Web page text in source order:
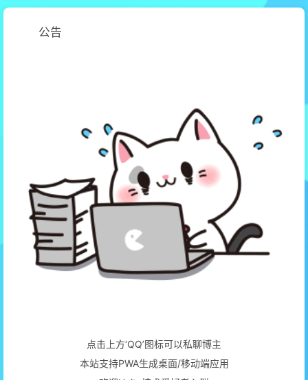
公告
点击上方‘QQ’图标可以私聊博主
本站支持PWA生成桌面/移动端应用